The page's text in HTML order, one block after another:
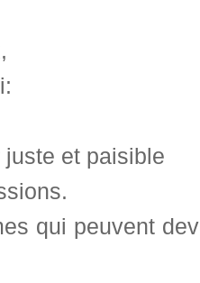
et paisible
qui peuvent